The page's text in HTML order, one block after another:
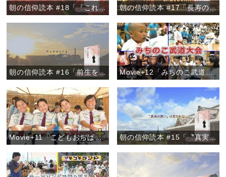
朝の信仰読本 #18「『これくらい大丈夫だろう』が危ない」 朝の信仰読本 #17「長寿の秘訣は教えのなかに」
朝の信仰読本 #16「前生を悟る方法」 Movie+12「みちのこ武道大会2019」
Movie+11「こどもおぢばがえり2019開幕」 朝の信仰読本 #15「〝真実の願い〟は埋もれない」